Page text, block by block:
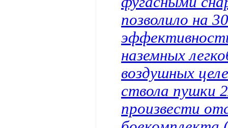
позволило на
наземных
воздушных
ствола пушки
произвести